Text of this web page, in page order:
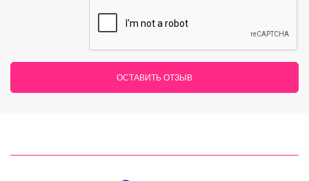
ОСТАВИТЬ ОТЗЫВ